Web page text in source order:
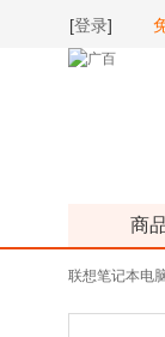
[登录]
商
联想笔记本电